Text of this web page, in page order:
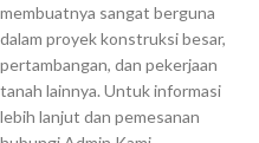
membuatnya sangat berguna
dalam proyek konstruksi besar,
pertambangan, dan pekerjaan
tanah lainnya. Untuk informasi
lebih lanjut dan pemesanan